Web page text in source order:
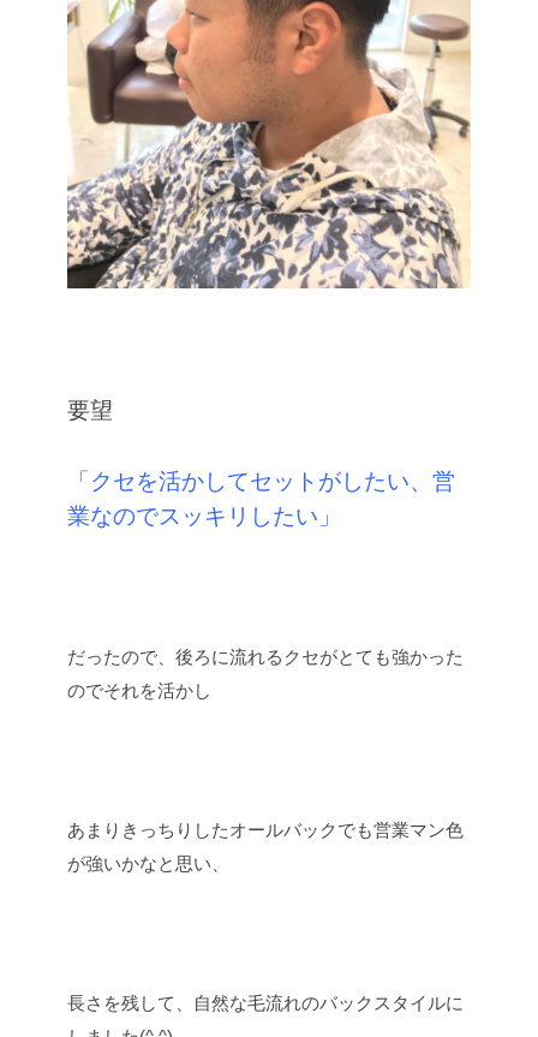
要望
「クセを活かしてセットがしたい、営
業なのでスッキリしたい」
だったので、後ろに流れるクセがとても強かった
のでそれを活かし
あまりきっちりしたオールバックでも営業マン色
が強いかなと思い、
長さを残して、自然な毛流れのバックスタイルに